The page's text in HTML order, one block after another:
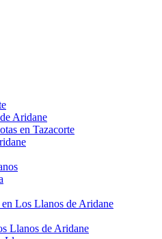
Aridane
en Tazacorte
Los Llanos de Aridane
Llanos de Aridane